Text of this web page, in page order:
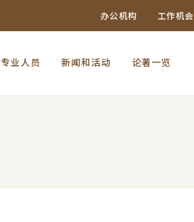
办公机构 工作机会
专业人员 新闻和活动 论著一览